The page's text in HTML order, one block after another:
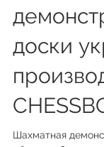
доски
Шахматная